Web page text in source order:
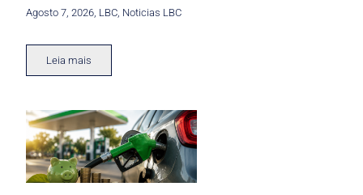
Agosto 7, 2026 LBC Noticias LBC
Leia mais